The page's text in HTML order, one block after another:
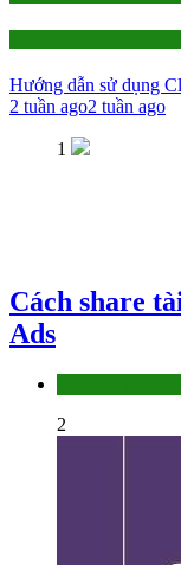
Hướng dẫn sử dụng
2 tuần ago2 tuần ago
1
Cách share
Ads
2